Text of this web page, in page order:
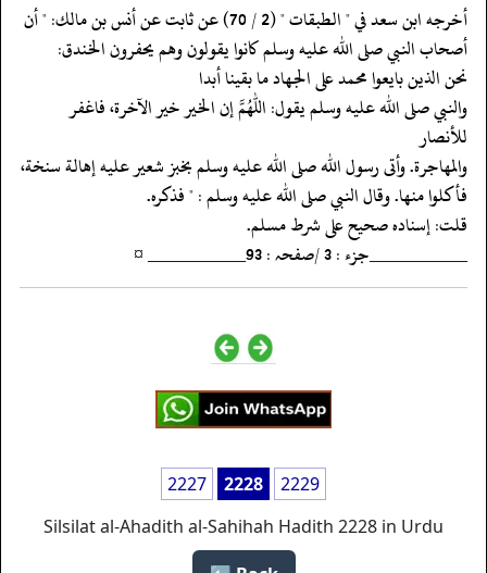
‏‏‏‏أخرجه ابن سعد في " الطبقات " (2 / 70) عن ثابت عن أنس بن مالك: " أن
‏‏‏‏أصحاب النبي صلى الله عليه وسلم كانوا يقولون وهم يحفرون الخندق:
‏‏‏‏نحن الذين بايعوا محمد على الجهاد ما بقينا أبدا
‏‏‏‏والنبي صلى الله عليه وسلم يقول: اللهم إن الخير خير الآخرة، فاغفر
للأنصار
‏‏‏‏والمهاجرة. وأتى رسول الله صلى الله عليه وسلم بخبز شعير عليه إهالة سنخة،
‏‏‏‏فأكلوا منها. وقال النبي صلى الله عليه وسلم : " فذكره.
‏‏‏‏قلت: إسناده صحيح على شرط مسلم.
‏‏‏‏__________جزء : 3 /صفحہ : 93__________ ¤
2227 2228
2229
Silsilat al-Ahadith al-Sahihah Hadith 2228 in Urdu